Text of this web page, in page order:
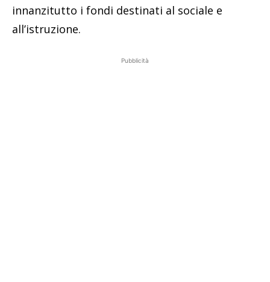
innanzitutto i fondi destinati al sociale e
all’istruzione.
Pubblicità